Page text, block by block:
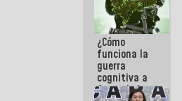
gobernadores
planes de
recuperación
del Sistema
Eléctrico
Nacional
¿Cómo
funciona la
guerra
cognitiva a
favor de la